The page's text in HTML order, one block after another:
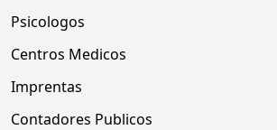
Psicologos
Centros Medicos
Imprentas
Contadores Publicos